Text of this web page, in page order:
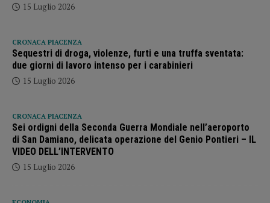
15 Luglio 2026
CRONACA PIACENZA
Sequestri di droga, violenze, furti e una truffa sventata:
due giorni di lavoro intenso per i carabinieri
15 Luglio 2026
CRONACA PIACENZA
Sei ordigni della Seconda Guerra Mondiale nell’aeroporto
di San Damiano, delicata operazione del Genio Pontieri – IL
VIDEO DELL’INTERVENTO
15 Luglio 2026